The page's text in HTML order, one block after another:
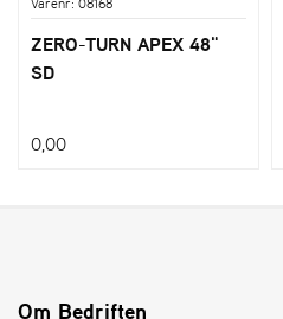
ZERO-TURN APEX 48"
SD
0,00
Om Bedriften